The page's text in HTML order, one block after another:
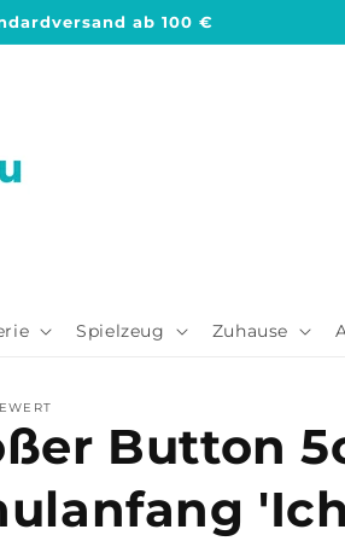
ab 100 €
Spielzeug Zuhause
Button